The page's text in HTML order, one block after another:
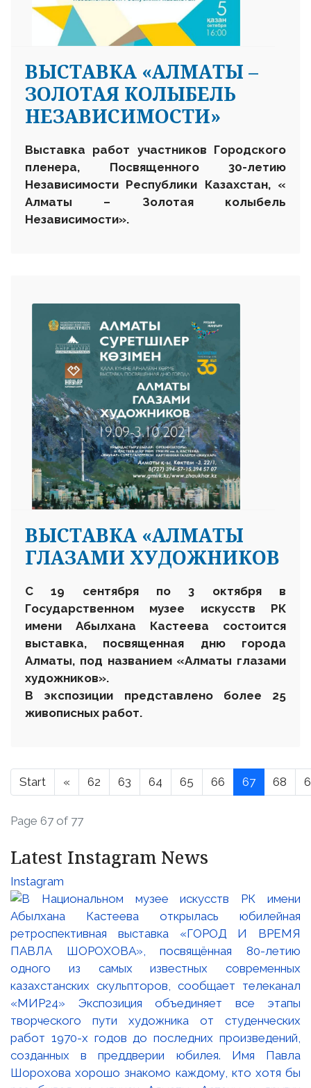
ВЫСТАВКА «АЛМАТЫ –
ЗОЛОТАЯ КОЛЫБЕЛЬ
НЕЗАВИСИМОСТИ»
Выставка работ участников Городского
пленера, Посвященного 30-летию
Независимости Республики Казахстан, «
Алматы – Золотая колыбель
Независимости».
ВЫСТАВКА «АЛМАТЫ
ГЛАЗАМИ ХУДОЖНИКОВ
С 19 сентября по 3 октября в
Государственном музее искусств РК
имени Абылхана Кастеева состоится
выставка, посвященная дню города
Алматы, под названием «Алматы глазами
художников».
В экспозиции представлено более 25
живописных работ.
Start « 62 63 64 65 66 67 68
Page 67 of 77
Latest Instagram News
Instagram